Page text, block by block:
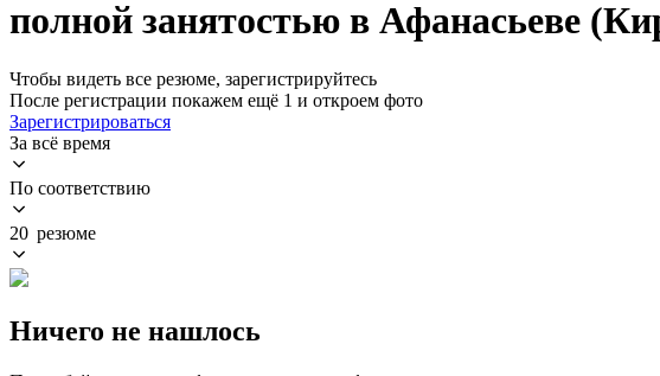
полной занятостью в Афанасьеве
Чтобы видеть все резюме, зарегистрируйтесь
После регистрации покажем ещё 1 и откроем фото
Зарегистрироваться
За всё время
По соответствию
20 резюме
Ничего не нашлось